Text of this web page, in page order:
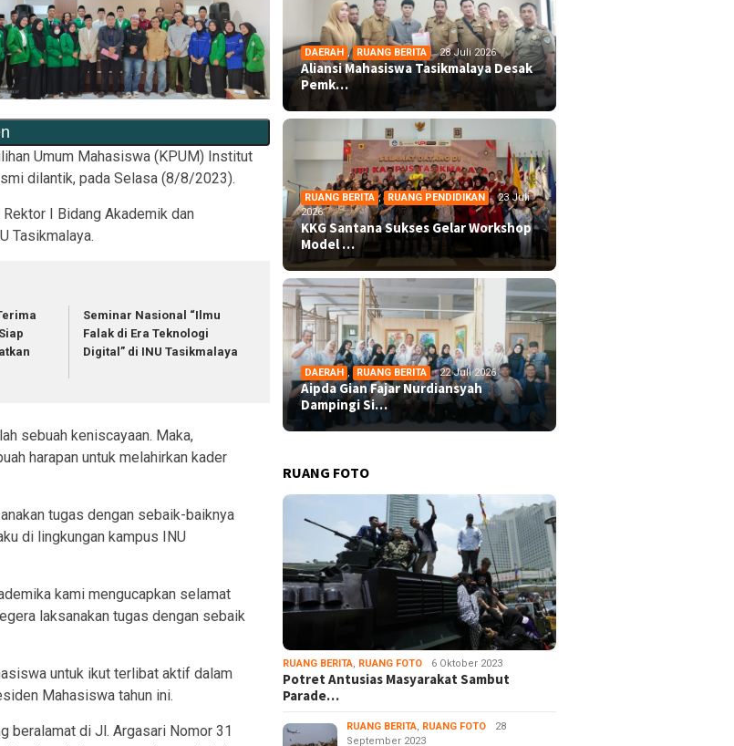
Umum Mahasiswa (KPUM) Institut
dilantik, pada Selasa (8/8/2023).
I Bidang Akademik dan
Tasikmalaya.
Seminar Nasional “Ilmu
Falak di Era Teknologi
Digital” di INU Tasikmalaya
sebuah keniscayaan. Maka,
harapan untuk melahirkan kader
tugas dengan sebaik-baiknya
di lingkungan kampus INU
kami mengucapkan selamat
laksanakan tugas dengan sebaik
untuk ikut terlibat aktif dalam
Mahasiswa tahun ini.
beralamat di Jl. Argasari Nomor 31
DAERAH , RUANG BERITA 28 Juli 2026
Aliansi Mahasiswa Tasikmalaya Desak
Pemk…
RUANG BERITA , RUANG PENDIDIKAN
23 Juli
2026
KKG Santana Sukses Gelar Workshop
Model …
DAERAH , RUANG BERITA 22 Juli 2026
Aipda Gian Fajar Nurdiansyah
Dampingi Si…
RUANG FOTO
RUANG BERITA, RUANG FOTO 6 Oktober 2023
Potret Antusias Masyarakat Sambut
Parade…
RUANG BERITA, RUANG FOTO
28
September 2023